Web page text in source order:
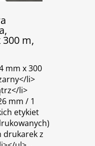
m,
mm x 300
li>
li>
mm / 1
etykiet
drukarek z